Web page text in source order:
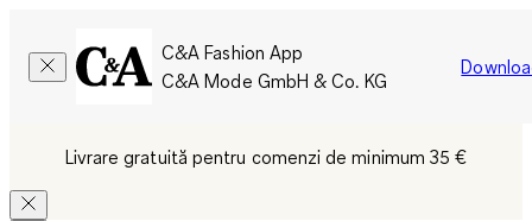
C&A Fashion App
C&A Mode GmbH & Co. KG
Livrare gratuită pentru comenzi de minimum 35 €